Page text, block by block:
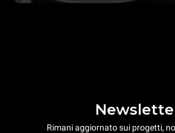
Rimani aggiornato sui progetti,